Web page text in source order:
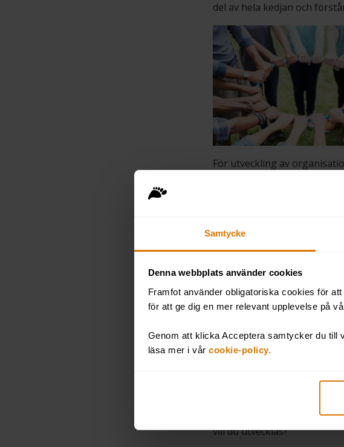
Samtycke
Denna webbplats använder cookies
Framfot använder obligatoriska cookies för
för att ge dig en mer relevant upplevelse på
Genom att klicka Acceptera samtycker du till
läsa mer i vår cookie-policy.
del av hela kedjan och
För utveckling av
Motivation och inspiration
för att jag ska se snygg ut,
gäller att skapa känslan
Förändring och utveckling
ett tillstånd som man inte
Hur kan du tillgodose dina
vill du utvecklas?